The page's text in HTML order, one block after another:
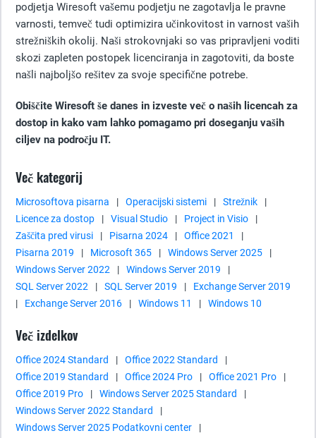
podjetja Wiresoft vašemu podjetju ne zagotavlja le pravne
varnosti, temveč tudi optimizira učinkovitost in varnost vaših
strežniških okolij. Naši strokovnjaki so vas pripravljeni voditi
skozi zapleten postopek licenciranja in zagotoviti, da boste
našli najboljšo rešitev za svoje specifične potrebe.
Obiščite Wiresoft še danes in izveste več o naših licencah za
dostop in kako vam lahko pomagamo pri doseganju vaših
ciljev na področju IT.
Več kategorij
Microsoftova pisarna | Operacijski sistemi | Strežnik
|
Licence za dostop
| Visual Studio | Project in Visio
|
Zaščita pred virusi
| Pisarna 2024 | Office 2021
|
Pisarna 2019
| Microsoft 365 | Windows Server 2025
|
Windows Server 2022
| Windows Server 2019
|
SQL Server 2022
| SQL Server 2019 |
Exchange Server 2019
|
Exchange Server 2016 | Windows 11 | Windows 10
Več izdelkov
Office 2024 Standard | Office 2022 Standard
|
Office 2019 Standard
| Office 2024 Pro | Office 2021 Pro
|
Office 2019 Pro
| Windows Server 2025 Standard
|
Windows Server 2022 Standard
|
Windows Server 2025 Podatkovni center
|